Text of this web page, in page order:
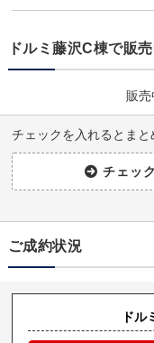
ドルミ藤沢C棟で販
販売
チェックを入れるとまと
ご成約状況
ドル